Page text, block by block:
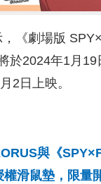
《劇場版
於2024年1月
2日上映。
與《
滑鼠墊，限量